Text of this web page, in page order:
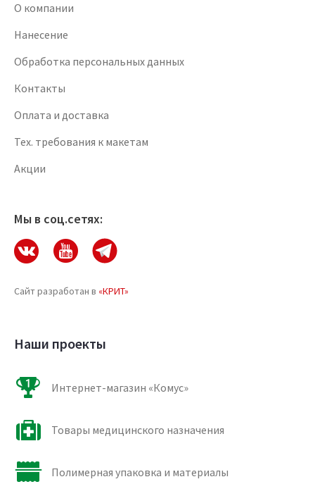
О компании
Нанесение
Обработка персональных данных
Контакты
Оплата и доставка
Тех. требования к макетам
Акции
Мы в соц.сетях:
Сайт разработан в «КРИТ»
Наши проекты
Интернет-магазин «Комус»
Товары медицинского назначения
Полимерная упаковка и материалы